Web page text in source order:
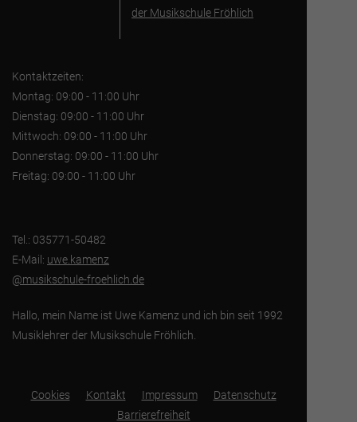
der Musikschule Fröhlich
Kontaktzeiten:
Montag: 09:00 - 11:00 Uhr
Dienstag: 09:00 - 11:00 Uhr
Mittwoch: 09:00 - 11:00 Uhr
Donnerstag: 09:00 - 11:00 Uhr
Freitag: 09:00 - 11:00 Uhr
Tel.: 035771-50482
E-Mail: uwe.kamenz
@musikschule-froehlich.de
Hallo, mein Name ist Uwe Kamenz und ich bin seit 1992
Musiklehrer der Musikschule Fröhlich.
Cookies Kontakt Impressum
Datenschutz
Barrierefreiheit